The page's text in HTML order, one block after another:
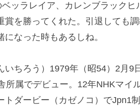
ッラレイア、カレンブラックヒ
を勝ってくれた。引退しても
なった時もあるしね。
ろう）1979年（昭54）2月9
所属でデビュー。12年NHKマ
トダービー（カゼノコ）でJpn1